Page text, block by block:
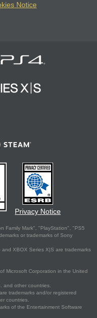
Notice
Privacy Notice
Family Mark", "PlayStation", "PS5
or trademarks of Sony
XBOX Series X|S are trademarks
Microsoft Corporation in the United
and other countries.
trademarks and/or registered
countries.
of the Entertainment Software